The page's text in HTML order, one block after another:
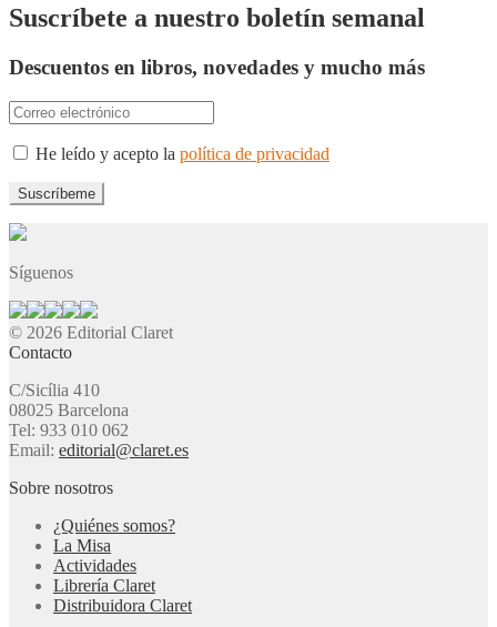
Suscríbete a nuestro boletín semanal
Descuentos en libros, novedades y mucho más
He leído y acepto la política de privacidad
Síguenos
© 2026 Editorial Claret
Contacto
C/Sicília 410
08025 Barcelona
Tel: 933 010 062
Email: editorial@claret.es
Sobre nosotros
¿Quiénes somos?
La Misa
Actividades
Librería Claret
Distribuidora Claret